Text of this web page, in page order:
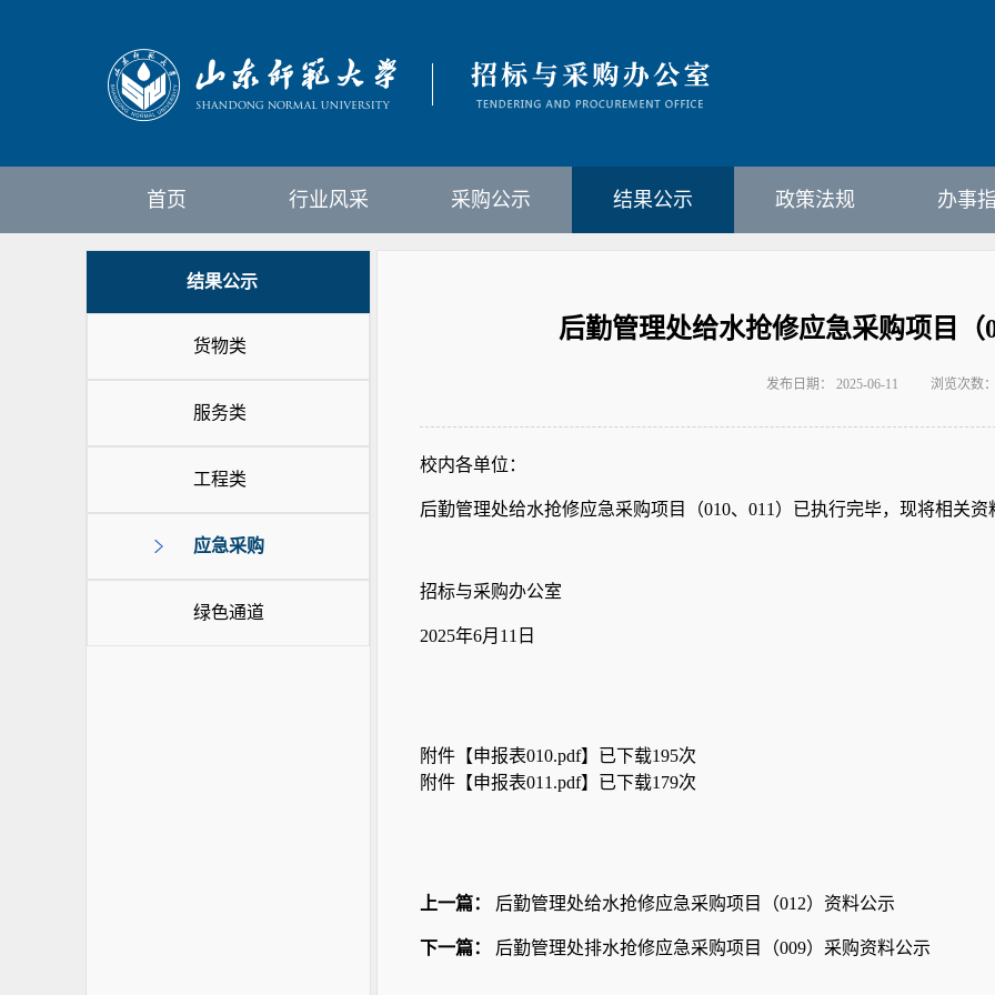
首页 行业风采 采购公示 结果公示 政策法规 办事
结果公示
货物类
服务类
工程类
应急采购
绿色通道
后勤管理处给水抢修应急采购项目（
发布日期： 2025-06-11 浏览次数：
校内各单位：
后勤管理处给水抢修应急采购项目（010、011）已执行完毕，现将相关资
招标与采购办公室
2025年6月11日
附件【申报表010.pdf】已下载195次
附件【申报表011.pdf】已下载179次
上一篇： 后勤管理处给水抢修应急采购项目（012）资料公示
下一篇： 后勤管理处排水抢修应急采购项目（009）采购资料公示